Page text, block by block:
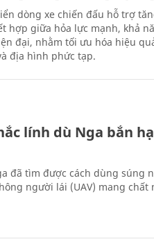
dòng xe chiến đấu hỗ trợ
hợp giữa hỏa lực mạnh, khả
đại, nhằm tối ưu hóa hiệu
địa hình phức tạp.
lính dù Nga bắn
đã tìm được cách dùng súng
người lái (UAV) mang chất